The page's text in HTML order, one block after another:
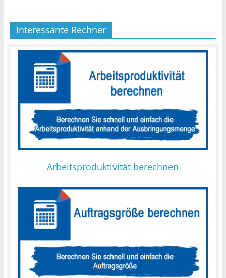
Interessante Rechner
Arbeitsproduktivität berechnen